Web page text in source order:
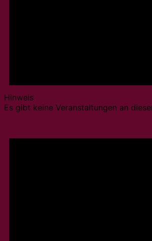
Hinweis
Es gibt keine Veranstaltungen an